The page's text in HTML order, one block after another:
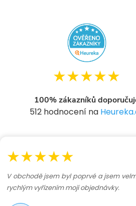
★★★★★
100% zákazníků
512 hodnocení na
★★★★★
V obchodě jsem byl poprvé a jsem
rychlým vyřízením mojí objednávky.